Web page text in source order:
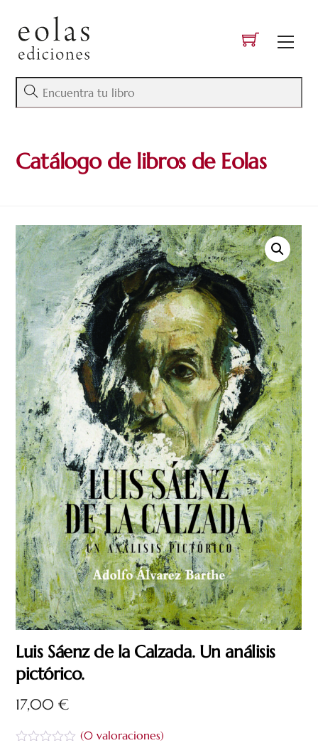
content
Catálogo de libros de Eolas
Luis Sáenz de la Calzada. Un análisis
pictórico.
17,00€
(0valoraciones)